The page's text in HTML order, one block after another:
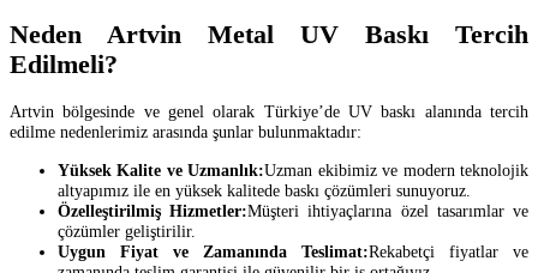
Neden Artvin Metal UV Baskı Tercih
Edilmeli?
Artvin bölgesinde ve genel olarak Türkiye’de UV baskı alanında tercih
edilme nedenlerimiz arasında şunlar bulunmaktadır:
Yüksek Kalite ve Uzmanlık:Uzman ekibimiz ve modern teknolojik
altyapımız ile en yüksek kalitede baskı çözümleri sunuyoruz.
Özelleştirilmiş Hizmetler:Müşteri ihtiyaçlarına özel tasarımlar ve
çözümler geliştirilir.
Uygun Fiyat ve Zamanında Teslimat:Rekabetçi fiyatlar ve